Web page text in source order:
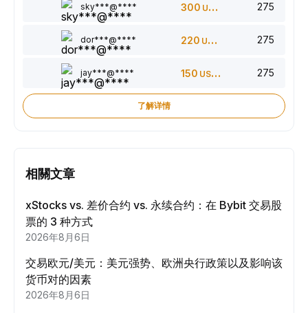
sky***@**** 300 USDT 275
dor***@**** 220 USDT 275
jay***@**** 150 USDT 275
了解详情
相關文章
xStocks vs. 差价合约 vs. 永续合约：在 Bybit 交易股
票的 3 种方式
2026年8月6日
交易欧元/美元：美元强势、欧洲央行政策以及影响该
货币对的因素
2026年8月6日